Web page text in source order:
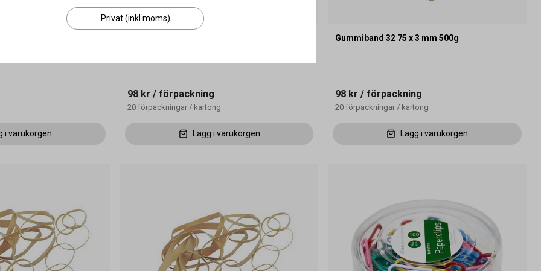
i varukorgen
98 kr / förpackning
20 förpackningar/ kartong
Lägg i varukorgen
Gummiband 32 75 x 3 mm 500g
98 kr / förpackning
20 förpackningar / kartong
Lägg i varukorgen
Privat (inkl moms)